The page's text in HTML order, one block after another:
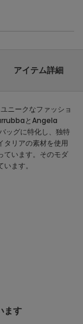
アイテム詳細
ニークなファッショ
とAngela
ッグに特化し、独特
タリアの素材を使用
ています。そのモダ
ます。
ます